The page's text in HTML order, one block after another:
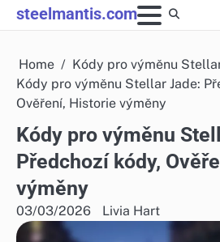
Skip
to
steelmantis.com
Home
Kódy pro výměnu
Kódy pro výměnu Stellar Jade:
Ověření, Historie výměny
Kódy pro výměnu
Předchozí kódy,
výměny
03/03/2026 Livia Hart